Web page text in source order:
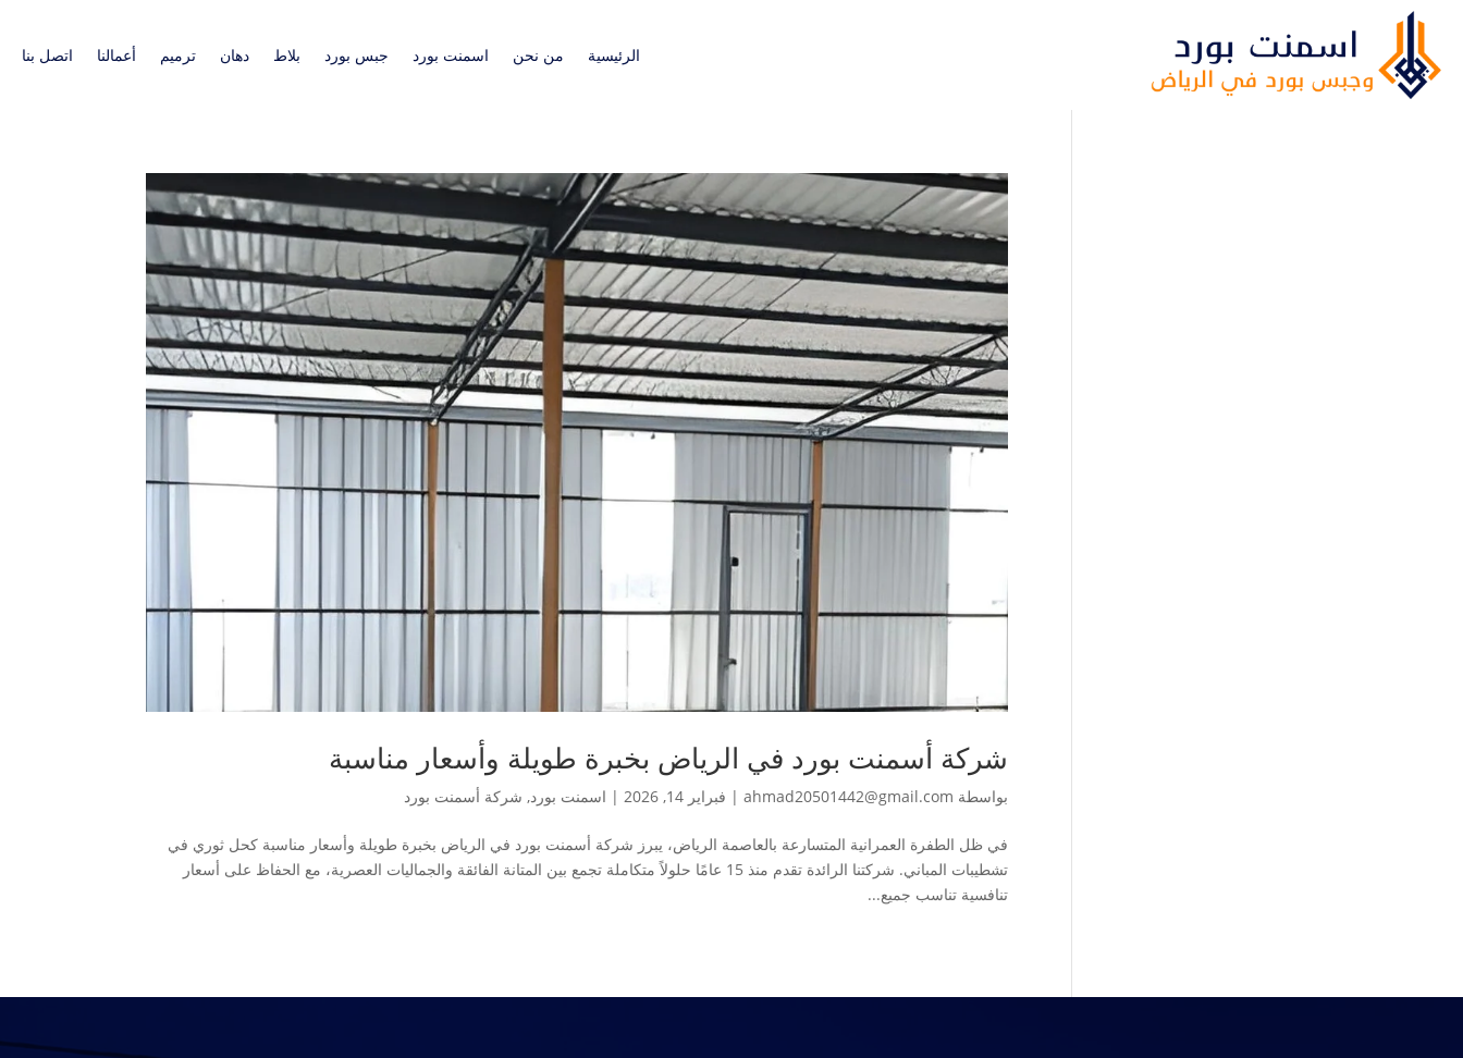
الرئيسية من نحن اسمنت بورد جبس بورد بلاط دهان ترميم أعمالنا اتصل بنا
شركة أسمنت بورد في الرياض بخبرة طويلة وأسعار مناسبة
بواسطة ahmad20501442@gmail.com
| فبراير 14, 2026 | اسمنت بورد, شركة أسمنت بورد
في ظل الطفرة العمرانية المتسارعة بالعاصمة الرياض، يبرز شركة أسمنت بورد في الرياض بخبرة طويلة وأسعار مناسبة كحل ثوري في
تشطيبات المباني. شركتنا الرائدة تقدم منذ 15 عامًا حلولاً متكاملة تجمع بين المتانة الفائقة والجماليات العصرية، مع الحفاظ على أسعار
تنافسية تناسب جميع...